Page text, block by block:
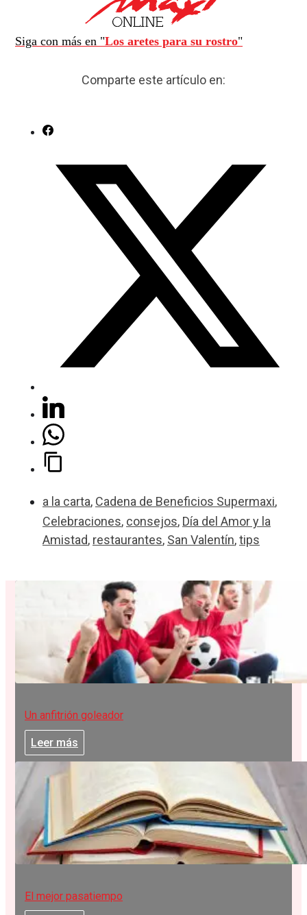
Siga con más en "Los aretes para su rostro"
Comparte este artículo en:
a la carta, Cadena de Beneficios Supermaxi,
Celebraciones, consejos, Día del Amor y la
Amistad, restaurantes, San Valentín,tips
Un anfitrión goleador
Leer más
El mejor pasatiempo